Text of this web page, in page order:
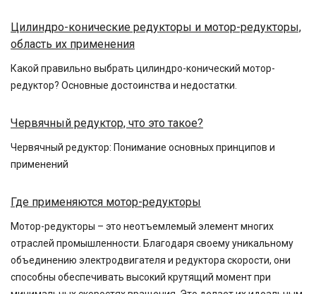
Цилиндро-конические редукторы и мотор-редукторы,
область их применения
Какой правильно выбрать цилиндро-конический мотор-
редуктор? Основные достоинства и недостатки.
Червячный редуктор, что это такое?
Червячный редуктор: Понимание основных принципов и
применений
Где применяются мотор-редукторы
Мотор-редукторы – это неотъемлемый элемент многих
отраслей промышленности. Благодаря своему уникальному
объединению электродвигателя и редуктора скорости, они
способны обеспечивать высокий крутящий момент при